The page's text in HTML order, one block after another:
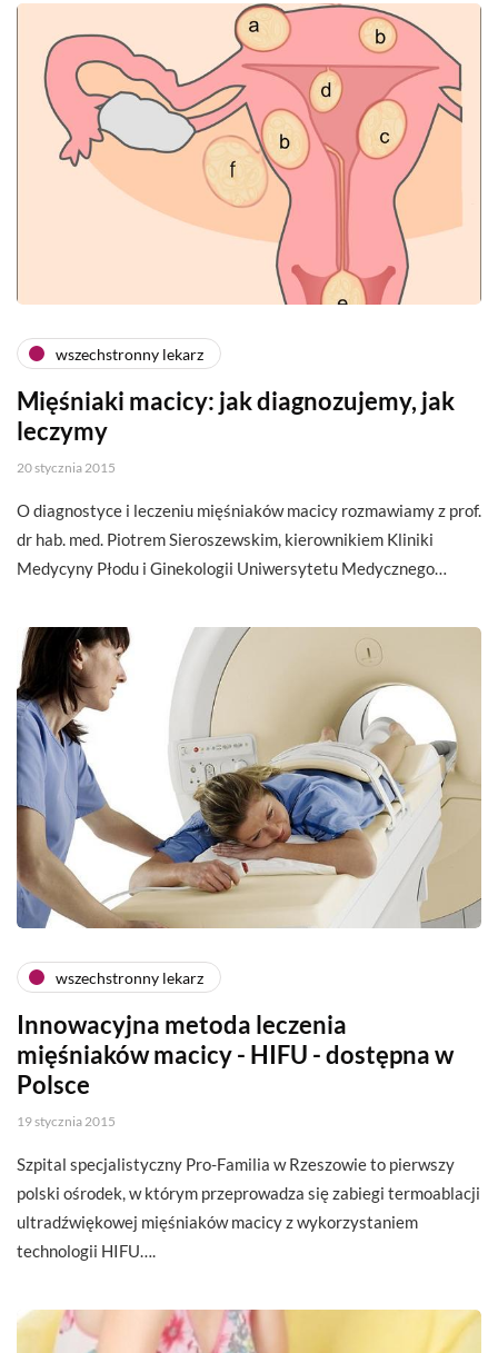
wszechstronny lekarz
Mięśniaki macicy: jak diagnozujemy, jak
leczymy
20 stycznia 2015
O diagnostyce i leczeniu mięśniaków macicy rozmawiamy z prof.
dr hab. med. Piotrem Sieroszewskim, kierownikiem Kliniki
Medycyny Płodu i Ginekologii Uniwersytetu Medycznego…
wszechstronny lekarz
Innowacyjna metoda leczenia
mięśniaków macicy - HIFU - dostępna w
Polsce
19 stycznia 2015
Szpital specjalistyczny Pro-Familia w Rzeszowie to pierwszy
polski ośrodek, w którym przeprowadza się zabiegi termoablacji
ultradźwiękowej mięśniaków macicy z wykorzystaniem
technologii HIFU….